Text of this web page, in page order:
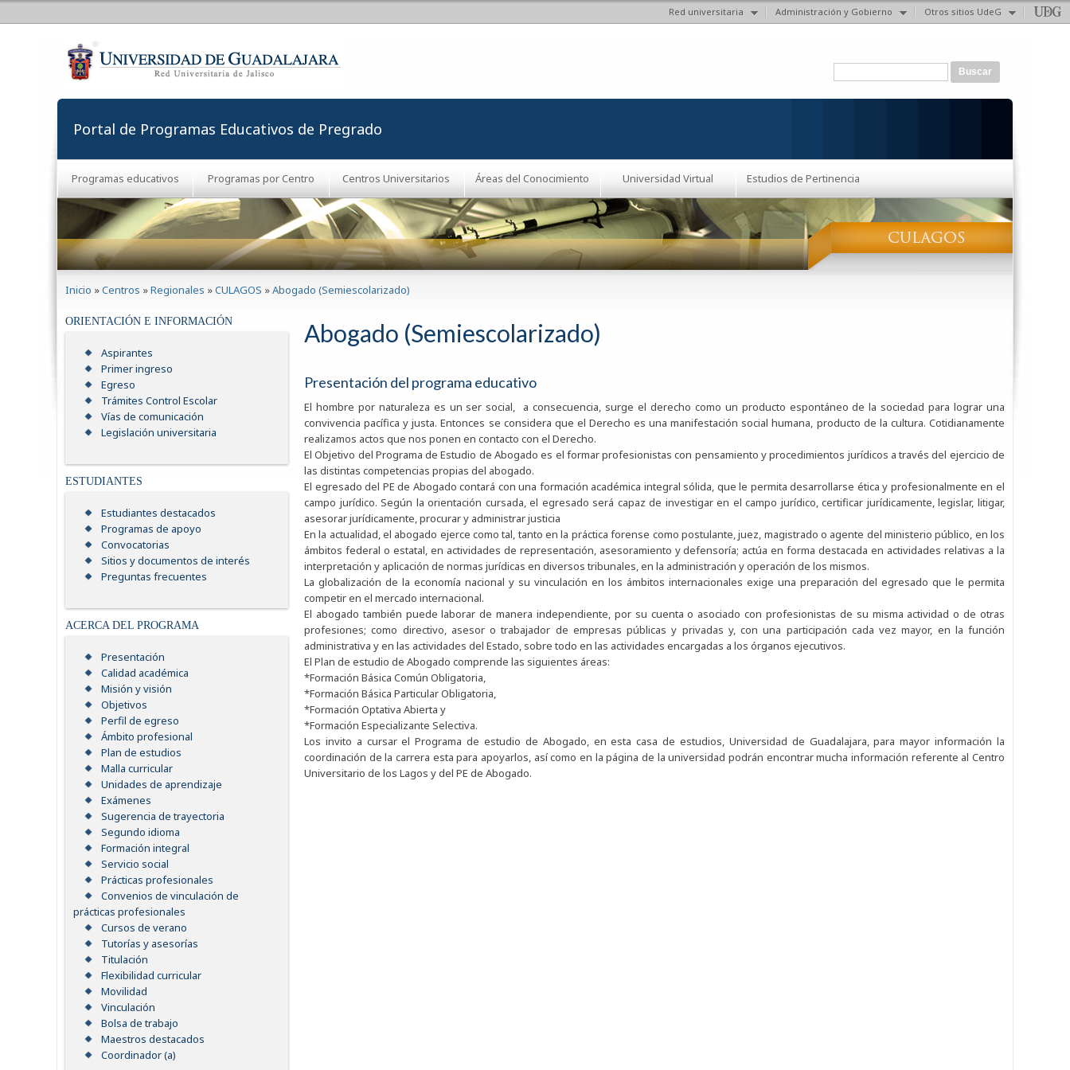
Red universitaria Administración y Gobierno Otros sitios UdeG
Formulario de búsqueda
Portal de Programas Educativos de Pregrado
Programas educativos Programas por Centro Centros Universitarios Áreas del Conocimiento Universidad Virtual Estudios de Pertinencia
Inicio »Centros »Regionales »CULAGOS »Abogado (Semiescolarizado)
ORIENTACIÓN E INFORMACIÓN
Aspirantes
Primer ingreso
Egreso
Trámites Control Escolar
Vías de comunicación
Legislación universitaria
ESTUDIANTES
Estudiantes destacados
Programas de apoyo
Convocatorias
Sitios y documentos de interés
Preguntas frecuentes
ACERCA DEL PROGRAMA
Presentación
Calidad académica
Misión y visión
Objetivos
Perfil de egreso
Ámbito profesional
Plan de estudios
Malla curricular
Unidades de aprendizaje
Exámenes
Sugerencia de trayectoria
Segundo idioma
Formación integral
Servicio social
Prácticas profesionales
Convenios de vinculación de
prácticas profesionales
Cursos de verano
Tutorías y asesorías
Titulación
Flexibilidad curricular
Movilidad
Vinculación
Bolsa de trabajo
Maestros destacados
Coordinador (a)
Abogado (Semiescolarizado)
Presentación del programa educativo
El hombre por naturaleza es un ser social, a consecuencia, surge el derecho como un producto espontáneo de la sociedad para lograr una
convivencia pacífica y justa. Entonces se considera que el Derecho es una manifestación social humana, producto de la cultura. Cotidianamente
realizamos actos que nos ponen en contacto con el Derecho.
El Objetivo del Programa de Estudio de Abogado es el formar profesionistas con pensamiento y procedimientos jurídicos a través del ejercicio de
las distintas competencias propias del abogado.
El egresado del PE de Abogado contará con una formación académica integral sólida, que le permita desarrollarse ética y profesionalmente en el
campo jurídico. Según la orientación cursada, el egresado será capaz de investigar en el campo jurídico, certificar jurídicamente, legislar, litigar,
asesorar jurídicamente, procurar y administrar justicia
En la actualidad, el abogado ejerce como tal, tanto en la práctica forense como postulante, juez, magistrado o agente del ministerio público, en los
ámbitos federal o estatal, en actividades de representación, asesoramiento y defensoría; actúa en forma destacada en actividades relativas a la
interpretación y aplicación de normas jurídicas en diversos tribunales, en la administración y operación de los mismos.
La globalización de la economía nacional y su vinculación en los ámbitos internacionales exige una preparación del egresado que le permita
competir en el mercado internacional.
El abogado también puede laborar de manera independiente, por su cuenta o asociado con profesionistas de su misma actividad o de otras
profesiones; como directivo, asesor o trabajador de empresas públicas y privadas y, con una participación cada vez mayor, en la función
administrativa y en las actividades del Estado, sobre todo en las actividades encargadas a los órganos ejecutivos.
El Plan de estudio de Abogado comprende las siguientes áreas:
*Formación Básica Común Obligatoria,
*Formación Básica Particular Obligatoria,
*Formación Optativa Abierta y
*Formación Especializante Selectiva.
Los invito a cursar el Programa de estudio de Abogado, en esta casa de estudios, Universidad de Guadalajara, para mayor información la
coordinación de la carrera esta para apoyarlos, así como en la página de la universidad podrán encontrar mucha información referente al Centro
Universitario de los Lagos y del PE de Abogado.